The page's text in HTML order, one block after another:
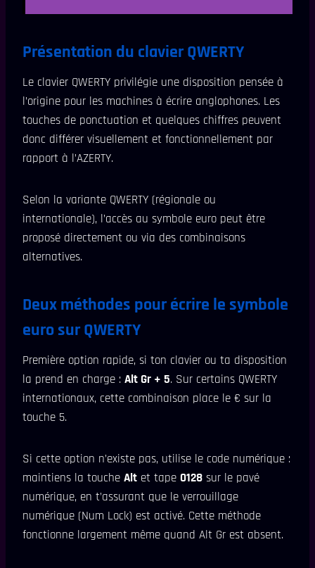
Présentation du clavier QWERTY
Le clavier QWERTY privilégie une disposition pensée à
l’origine pour les machines à écrire anglophones. Les
touches de ponctuation et quelques chiffres peuvent
donc différer visuellement et fonctionnellement par
rapport à l’AZERTY.
Selon la variante QWERTY (régionale ou
internationale), l’accès au symbole euro peut être
proposé directement ou via des combinaisons
alternatives.
Deux méthodes pour écrire le symbole
euro sur QWERTY
Première option rapide, si ton clavier ou ta disposition
la prend en charge : Alt Gr + 5. Sur certains QWERTY
internationaux, cette combinaison place le € sur la
touche 5.
Si cette option n’existe pas, utilise le code numérique :
maintiens la touche Alt et tape 0128 sur le pavé
numérique, en t’assurant que le verrouillage
numérique (Num Lock) est activé. Cette méthode
fonctionne largement même quand Alt Gr est absent.